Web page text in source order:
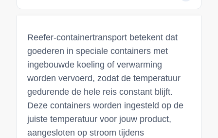
Reefer-containertransport betekent dat
goederen in speciale containers met
ingebouwde koeling of verwarming
worden vervoerd, zodat de temperatuur
gedurende de hele reis constant blijft.
Deze containers worden ingesteld op de
juiste temperatuur voor jouw product,
aangesloten op stroom tijdens